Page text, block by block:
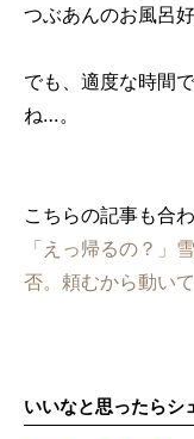
つぶあんのお風呂
でも、適度な時間
ね…。
こちらの記事も合
「えっ帰るの？」
否。頼むから動い
いいなと思ったらシ